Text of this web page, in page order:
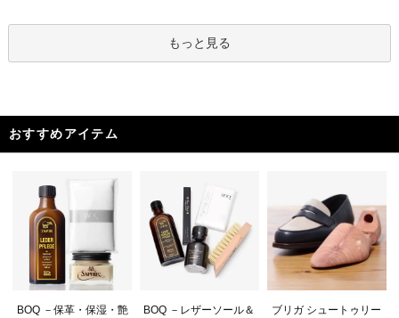
もっと見る
おすすめアイテム
BOQ －保革・保湿・艶
BOQ －レザーソール＆
ブリガ シュートゥリー